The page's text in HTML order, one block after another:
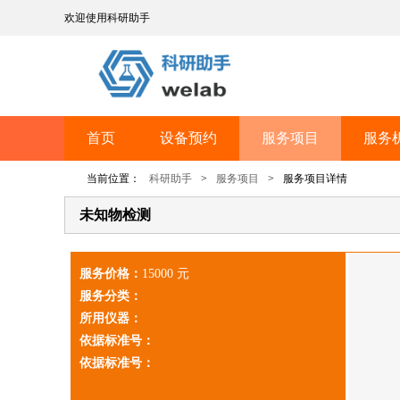
欢迎使用科研助手
首页 设备预约 服务项目 服务
当前位置： 科研助手 > 服务项目 > 服务项目详情
未知物检测
服务价格： 15000 元
服务分类：
所用仪器：
依据标准号：
依据标准号：